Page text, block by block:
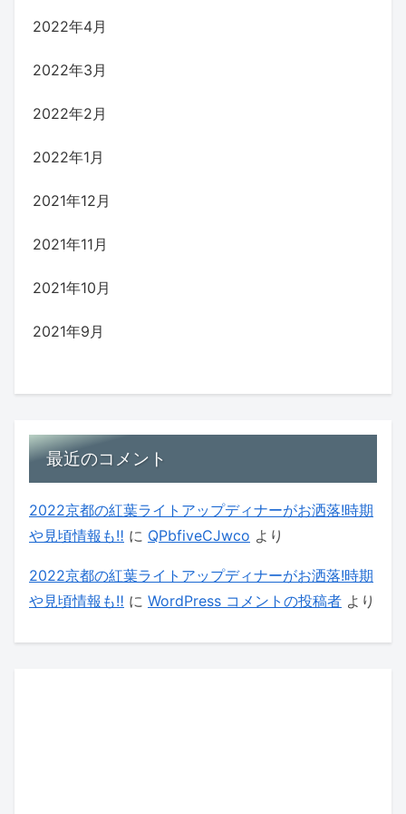
2022年4月
2022年3月
2022年2月
2022年1月
2021年12月
2021年11月
2021年10月
2021年9月
最近のコメント
2022京都の紅葉ライトアップディナーがお洒落!時期
や見頃情報も‼ に QPbfiveCJwco より
2022京都の紅葉ライトアップディナーがお洒落!時期
や見頃情報も‼ に WordPress コメントの投稿者 より